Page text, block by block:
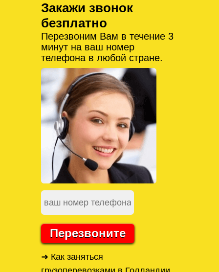
Закажи звонок
безплатно
Перезвоним Вам в течение 3
минут на ваш номер
телефона в любой стране.
Перезвоните
➜ Как заняться